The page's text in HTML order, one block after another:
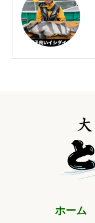
ホーム